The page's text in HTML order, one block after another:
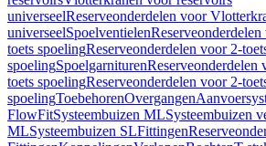
universeelReserveonderdelen voor
universeelSpoelventielen
toets spoelingReserveonderdelen voor 2-
spoelingSpoelgarniturenReserveonderdelen
toets spoelingReserveonderdelen voor 2-
spoelingToebehorenOvergangen
FlowFitSysteembuizen MLSysteembuizen
MLSysteembuizen SLFittingen